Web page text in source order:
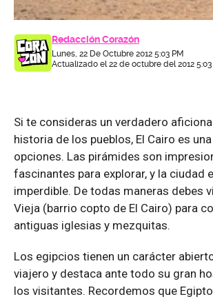
Redacción Corazón
Lunes, 22 De Octubre 2012 5:03 PM
Actualizado el 22 de octubre del 2012 5:03
Si te consideras un verdadero
historia de los pueblos, El Cairo es
opciones. Las pirámides son
fascinantes para explorar, y la ciudad
imperdible. De todas maneras debes
Vieja (barrio copto de El Cairo) para
antiguas iglesias y mezquitas.
Los egipcios tienen un carácter
viajero y destaca ante todo su gran
los visitantes. Recordemos que